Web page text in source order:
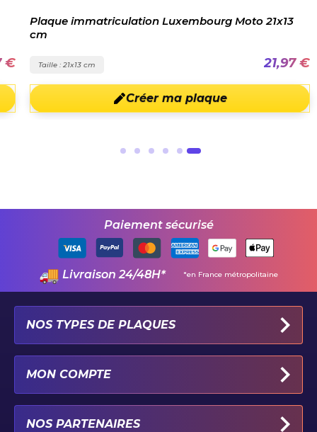
€
Plaque immatriculation Luxembourg Moto 21x13
cm
Taille : 21x13 cm 21,97 €
Créer ma plaque
Paiement sécurisé
Livraison 24/48H* *en France métropolitaine
NOS TYPES DE PLAQUES
MON COMPTE
NOS PARTENAIRES